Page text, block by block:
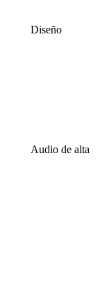
Diseño
Audio de alta